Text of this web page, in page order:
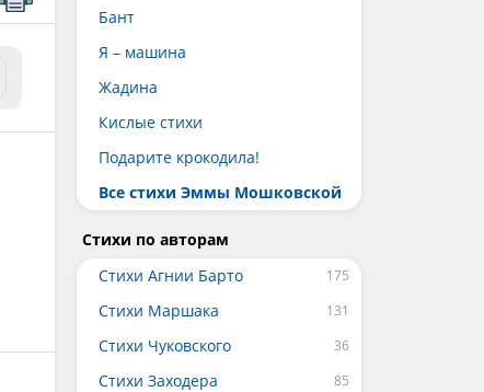
Бант
Я – машина
Жадина
Кислые стихи
Подарите крокодила!
Все стихи Эммы Мошковской
Стихи по авторам
Стихи Агнии Барто
Стихи Маршака
Стихи Чуковского
Стихи Заходера